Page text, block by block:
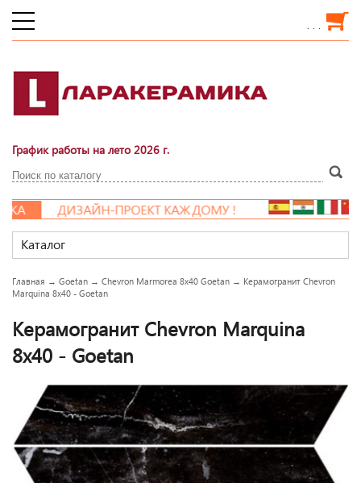
. . .
График работы на лето 2026 г.
ДИЗАЙН-ПРОЕКТ КАЖДОМУ !
Каталог
Главная → Goetan → Chevron Marmorea 8x40 Goetan → Керамогранит Chevron
Marquina 8x40 - Goetan
Керамогранит Chevron Marquina
8x40 - Goetan